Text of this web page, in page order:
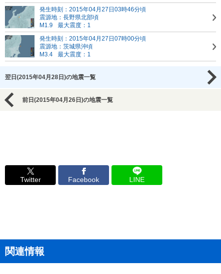
発生時刻：2015年04月27日03時46分頃
震源地：長野県北部頃
M1.9
最大震度：1
発生時刻：2015年04月27日07時00分頃
震源地：茨城県沖頃
M3.4
最大震度：1
翌日(2015年04月28日)の地震一覧
前日(2015年04月26日)の地震一覧
Twitter Facebook LINE
関連情報